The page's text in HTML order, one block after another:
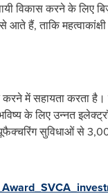
विकास करने के लिए
आते हैं, ताकि
में सहायता करता
के लिए उन्नत
सुविधाओं से